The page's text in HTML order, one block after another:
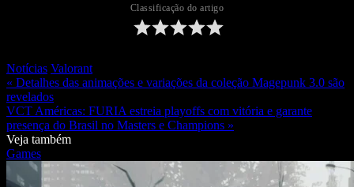
Classificação do artigo
Notícias Valorant
« Detalhes das animações e variações da coleção Magepunk 3.0 são
revelados
VCT Américas: FURIA estreia playoffs com vitória e garante
presença do Brasil no Masters e Champions »
Veja também
Games